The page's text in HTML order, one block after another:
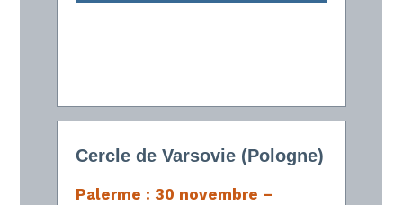
Cercle de Varsovie (Pologne)
Palerme : 30 novembre –